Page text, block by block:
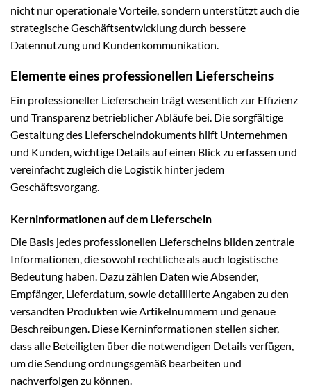
nicht nur operationale Vorteile, sondern unterstützt auch die
strategische Geschäftsentwicklung durch bessere
Datennutzung und Kundenkommunikation.
Elemente eines professionellen Lieferscheins
Ein professioneller Lieferschein trägt wesentlich zur Effizienz
und Transparenz betrieblicher Abläufe bei. Die sorgfältige
Gestaltung des Lieferscheindokuments hilft Unternehmen
und Kunden, wichtige Details auf einen Blick zu erfassen und
vereinfacht zugleich die Logistik hinter jedem
Geschäftsvorgang.
Kerninformationen auf dem Lieferschein
Die Basis jedes professionellen Lieferscheins bilden zentrale
Informationen, die sowohl rechtliche als auch logistische
Bedeutung haben. Dazu zählen Daten wie Absender,
Empfänger, Lieferdatum, sowie detaillierte Angaben zu den
versandten Produkten wie Artikelnummern und genaue
Beschreibungen. Diese Kerninformationen stellen sicher,
dass alle Beteiligten über die notwendigen Details verfügen,
um die Sendung ordnungsgemäß bearbeiten und
nachverfolgen zu können.